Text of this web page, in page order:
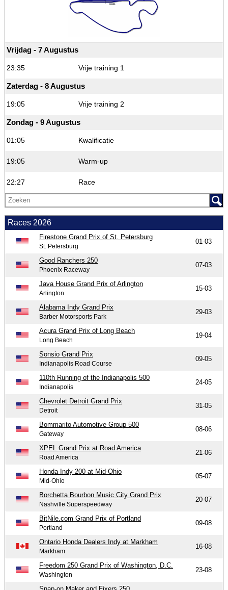
Vrijdag - 7 Augustus
23:35 Vrije training 1
Zaterdag - 8 Augustus
19:05 Vrije training 2
Zondag - 9 Augustus
01:05 Kwalificatie
19:05 Warm-up
22:27 Race
Races 2026
Firestone Grand Prix of St. Petersburg
St. Petersburg
01-03
Good Ranchers 250
Phoenix Raceway
07-03
Java House Grand Prix of Arlington
Arlington
15-03
Alabama Indy Grand Prix
Barber Motorsports Park
29-03
Acura Grand Prix of Long Beach
Long Beach
19-04
Sonsio Grand Prix
Indianapolis Road Course
09-05
110th Running of the Indianapolis 500
Indianapolis
24-05
Chevrolet Detroit Grand Prix
Detroit
31-05
Bommarito Automotive Group 500
Gateway
08-06
XPEL Grand Prix at Road America
Road America
21-06
Honda Indy 200 at Mid-Ohio
Mid-Ohio
05-07
Borchetta Bourbon Music City Grand Prix
Nashville Superspeedway
20-07
BitNile.com Grand Prix of Portland
Portland
09-08
Ontario Honda Dealers Indy at Markham
Markham
16-08
Freedom 250 Grand Prix of Washington, D.C.
Washington
23-08